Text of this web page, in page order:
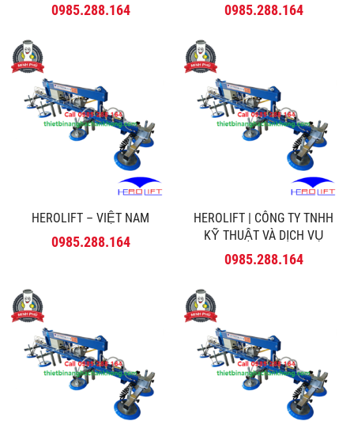
0985.288.164 0985.288.164
HEROLIFT – VIỆT NAM
0985.288.164
HEROLIFT | CÔNG TY TNHH
KỸ THUẬT VÀ DỊCH VỤ
MINH PHÚ
0985.288.164